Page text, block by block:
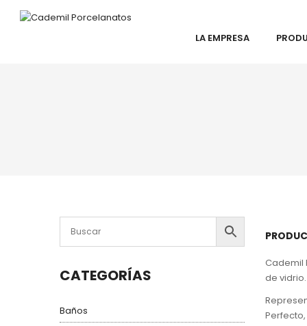
LA EMPRESA
CATEGORÍAS
Baños
Cademil
de vidrio.